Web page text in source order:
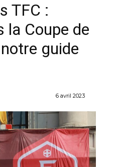
TFC :
la Coupe de
guide
6 avril 2023